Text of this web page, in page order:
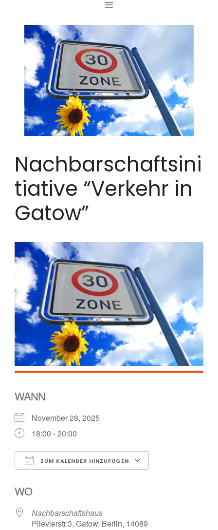
springen
MENÜ
Nachbarschaftsini
tiative “Verkehr in
Gatow”
WANN
November 28, 2025
18:00 - 20:00
ZUM KALENDER HINZUFÜGEN
WO
Nachbarschaftshaus
Plievierstr.3, Gatow, Berlin, 14089